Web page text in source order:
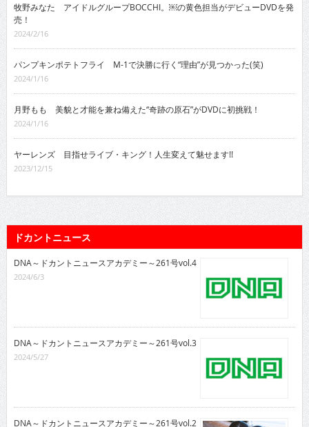
牧野みなた アイドルグループBOCCHI。￼の黄色担当がデビューDVDを発
売！
2024/2/16
パンプキンポテトフライ M-1で決勝に行く“理由”が見つかった(笑)
2024/1/16
月野もも 美貌と才能を兼ね備えた“奇跡の原石”がDVDに初挑戦！
2024/1/16
ヤーレンズ 目指せライブ・キング！人生変えて魅せます!!
2023/12/15
ドカントニュース
DNA～ドカントニュースアカデミー～261号vol.4
2024/6/3
DNA～ドカントニュースアカデミー～261号vol.3
2024/5/27
DNA～ドカントニュースアカデミー～261号vol.2